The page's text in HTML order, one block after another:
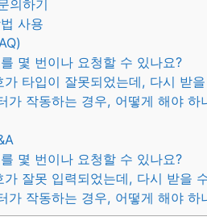
의하기
사용
몇 번이나 요청할 수 있나요?
가 타입이 잘못되었는데, 다시 받
가 작동하는 경우, 어떻게 해야 하
몇 번이나 요청할 수 있나요?
가 잘못 입력되었는데, 다시 받을
가 작동하는 경우, 어떻게 해야 하